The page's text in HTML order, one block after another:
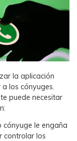
la aplicación
los cónyuges.
puede necesitar
cónyuge le engaña
controlar los